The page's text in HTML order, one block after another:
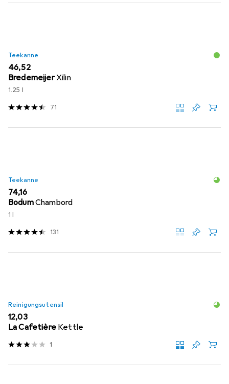
Teekanne
EUR
46,52
BredemeijerXilin
1.25 l
71
Teekanne
EUR
74,16
BodumChambord
1 l
131
Reinigungsutensil
EUR
12,03
La Cafetière Kettle
1